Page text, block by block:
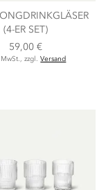
(4-ER SET)
59,00 €
zzgl.Versand